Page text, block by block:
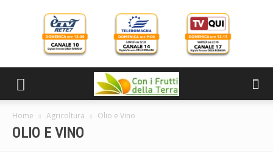
Home Agricoltura Olio e Vino
OLIO E VINO